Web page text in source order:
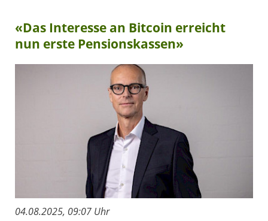
«Das Interesse an Bitcoin erreicht
nun erste Pensionskassen»
04.08.2025, 09:07 Uhr